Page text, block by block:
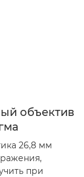
объектив
26,8 мм
при